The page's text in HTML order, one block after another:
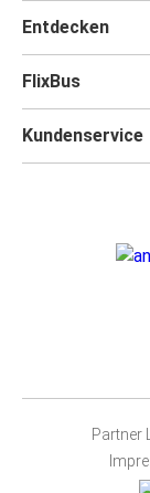
Entdecken
FlixBus
Kundenservice
Partner